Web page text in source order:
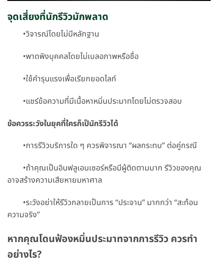
จุดเสี่ยงที่นักรีวิวมักพลาด
•วิจารณ์โดยไม่มีหลักฐาน
•พาดพิงบุคคลโดยไม่เบลอภาพหรือชื่อ
•ใช้คำรุนแรงเพื่อเรียกยอดไลก์
•แชร์ข้อความที่มีเนื้อหาหมิ่นประมาทโดยไม่ตรวจสอบ
ข้อควรระวังในยุคที่ใครก็เป็นักรีวิวได้
•การรีวิวบริการใด ๆ ควรพิจารณา “ผลกระทบ” ต่อคู่กรณี
•ถ้าคุณเป็นอินฟลูเอนเซอร์หรือมีผู้ติดตามมาก รีวิวของคุณ
อาจสร้างความเสียหายมหาศาล
•ระวังอย่าให้รีวิวกลายเป็นการ “ประจาน” มากกว่า “สะท้อน
ความจริง”
หากคุณโดนฟ้องหมิ่นประมาทจากการรีวิว ควรทำ
อย่างไร?